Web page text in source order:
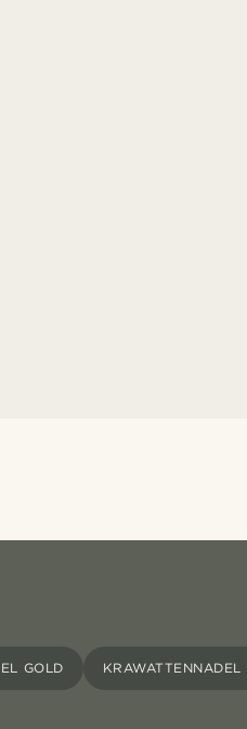
GOLD KRAWATTENNADEL